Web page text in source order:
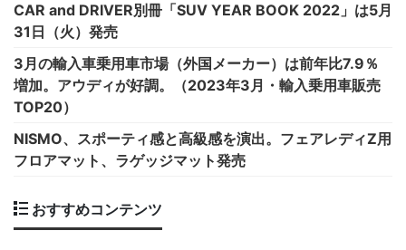
CAR and DRIVER別冊「SUV YEAR BOOK 2022」は5月
31日（火）発売
3月の輸入車乗用車市場（外国メーカー）は前年比7.9％
増加。アウディが好調。（2023年3月・輸入乗用車販売
TOP20）
NISMO、スポーティ感と高級感を演出。フェアレディZ用
フロアマット、ラゲッジマット発売
おすすめコンテンツ